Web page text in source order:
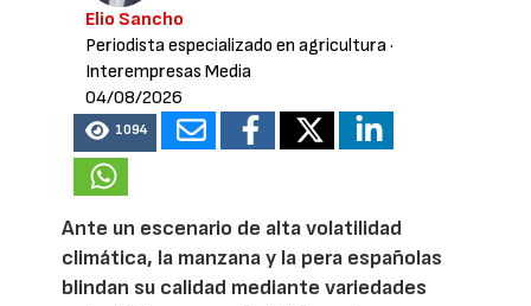
Elio Sancho
Periodista especializado en agricultura·
Interempresas Media
04/08/2026
1094
Ante un escenario de alta volatilidad
climática, la manzana y la pera españolas
blindan su calidad mediante variedades